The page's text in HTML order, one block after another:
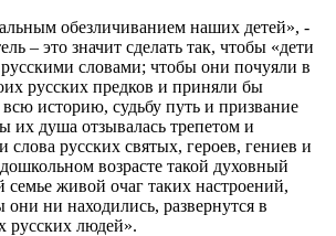
обезличиванием наших детей», -
– это значит сделать так, чтобы «дети
словами; чтобы они почуяли в
русских предков и приняли бы
историю, судьбу путь и призвание
их душа отзывалась трепетом и
слова русских святых, героев, гениев и
возрасте такой духовный
семье живой очаг таких настроений,
они ни находились, развернутся в
русских людей».